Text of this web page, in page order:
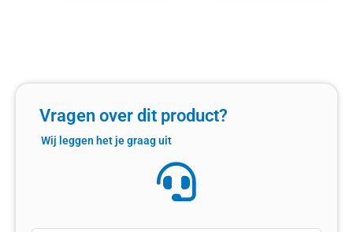
Vragen over dit product?
Wij leggen het je graag uit